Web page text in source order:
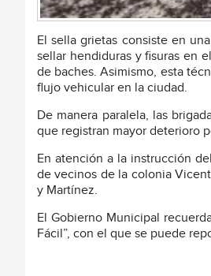
El sella grietas consiste en
sellar hendiduras y fisuras en
de baches. Asimismo, esta
flujo vehicular en la ciudad.
De manera paralela, las
que registran mayor deterioro
En atención a la instrucción
de vecinos de la colonia
y Martínez.
El Gobierno Municipal
Fácil”, con el que se puede